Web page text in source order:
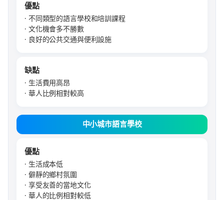
優點
不同類型的語言學校和培訓課程
文化機會多不勝數
良好的公共交通與便利設施
缺點
生活費用高昂
華人比例相對較高
中小城市語言學校
優點
生活成本低
僻靜的鄉村氛圍
享受友善的當地文化
華人的比例相對較低